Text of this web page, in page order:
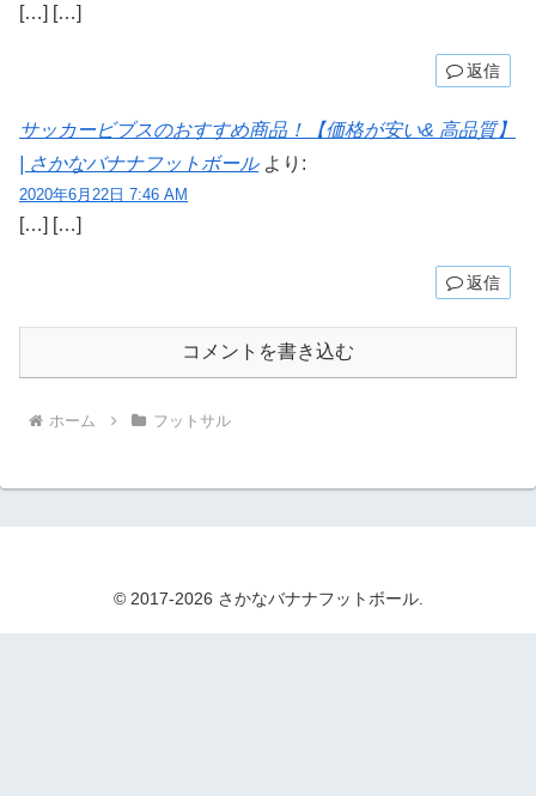
[…] […]
返信
サッカービブスのおすすめ商品！【価格が安い& 高品質】
| さかなバナナフットボール より:
2020年6月22日 7:46 AM
[…] […]
返信
コメントを書き込む
ホーム フットサル
© 2017-2026 さかなバナナフットボール.